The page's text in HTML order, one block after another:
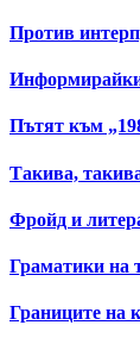
Против
Пътят към
Такива,
Фройд и
Граматики на
Границите на